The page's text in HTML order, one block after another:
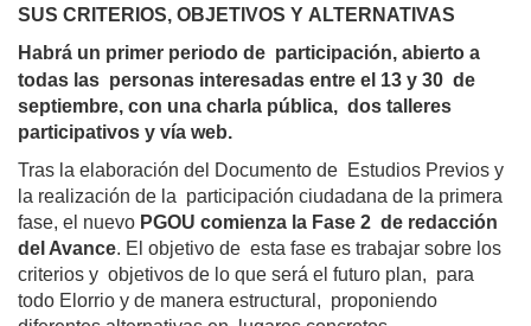
SUS CRITERIOS, OBJETIVOS Y ALTERNATIVAS
Habrá un primer periodo de participación, abierto a
todas las personas interesadas entre el 13 y 30 de
septiembre, con una charla pública,  dos talleres
participativos y vía web.
Tras la elaboración del Documento de  Estudios Previos y
la realización de la  participación ciudadana de la primera
fase, el nuevo PGOU comienza la Fase 2  de redacción
del Avance. El objetivo de  esta fase es trabajar sobre los
criterios y  objetivos de lo que será el futuro plan,  para
todo Elorrio y de manera estructural,  proponiendo